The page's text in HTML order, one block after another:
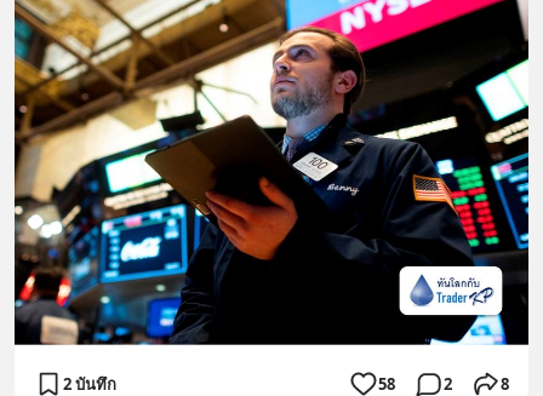
2 บันทึก 58 2 8